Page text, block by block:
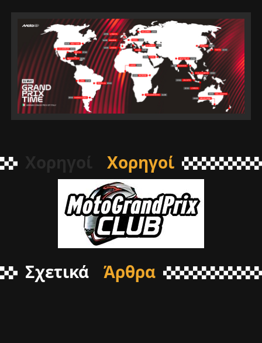
Χορηγοί Χορηγοί
Σχετικά Άρθρα